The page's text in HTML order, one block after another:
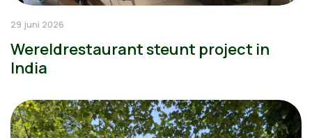
29 juni 2026
Wereldrestaurant steunt project in
India